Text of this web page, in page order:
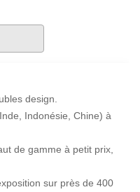
design.
Indonésie, Chine) à
de gamme à petit prix,
sur près de 400